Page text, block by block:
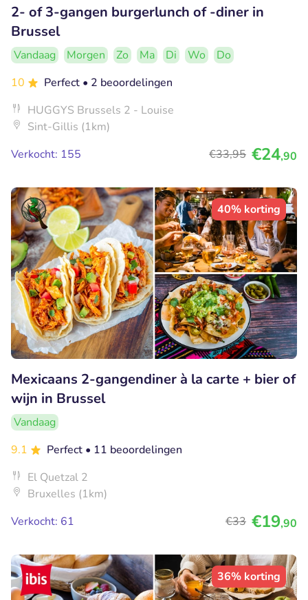
2- of 3-gangen burgerlunch of -diner in
Brussel
Vandaag Morgen Zo Ma Di Wo
Do
10
Perfect • 2 beoordelingen
HUGGYS Brussels 2 - Louise
Sint-Gillis (1km)
Verkocht: 155
€33,95 €24,90
40% korting
Mexicaans 2-gangendiner à la carte + bier of
wijn in Brussel
Vandaag
9.1
Perfect • 11 beoordelingen
El Quetzal 2
Bruxelles (1km)
Verkocht: 61
€33 €19,90
36% korting